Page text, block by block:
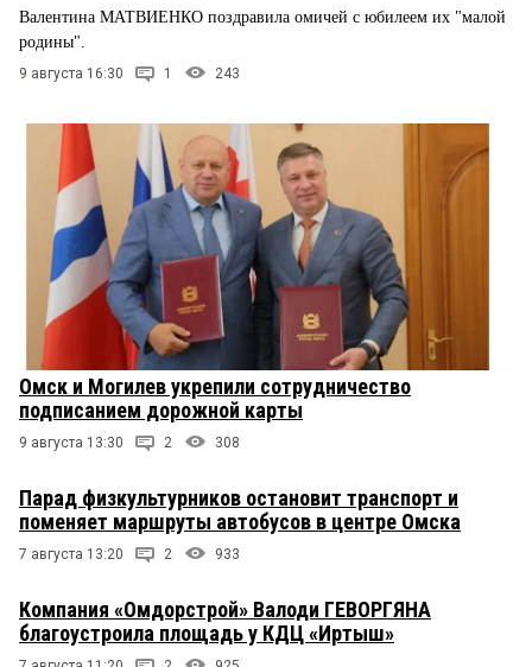
Валентина МАТВИЕНКО поздравила омичей с юбилеем их "малой
родины".
9 августа 16:30 1 243
Омск и Могилев укрепили сотрудничество
подписанием дорожной карты
9 августа 13:30 2 308
Парад физкультурников остановит транспорт и
поменяет маршруты автобусов в центре Омска
7 августа 13:20 2 933
Компания «Омдорстрой» Валоди ГЕВОРГЯНА
благоустроила площадь у КДЦ «Иртыш»